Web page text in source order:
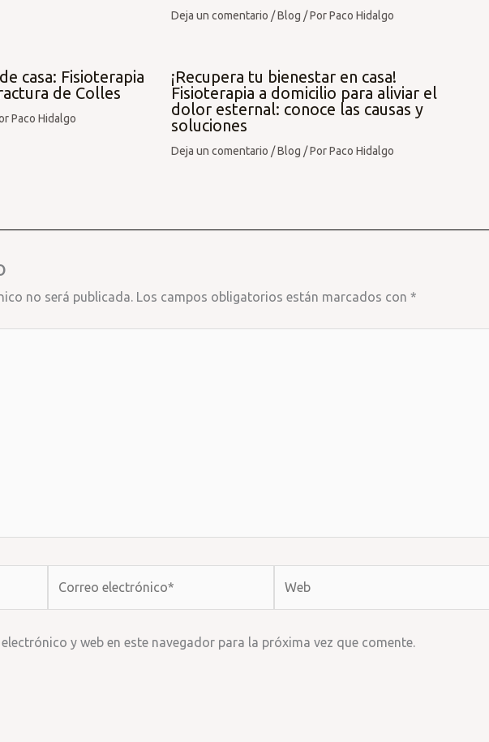
Deja un comentario /Blog / PorPaco Hidalgo
casa: Fisioterapia
de Colles
Paco Hidalgo
¡Recupera tu bienestar en casa!
Fisioterapia a domicilio para aliviar el
dolor esternal: conoce las causas y
soluciones
Deja un comentario /Blog / PorPaco Hidalgo
no será publicada. Los campos obligatorios están marcados con *
y web en este navegador para la próxima vez que comente.